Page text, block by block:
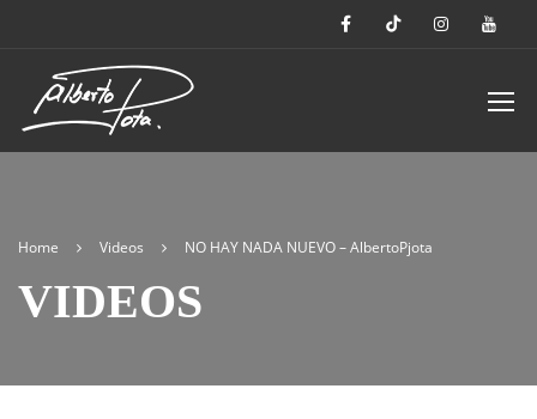
Home Videos NO HAY NADA NUEVO – AlbertoPjota
VIDEOS